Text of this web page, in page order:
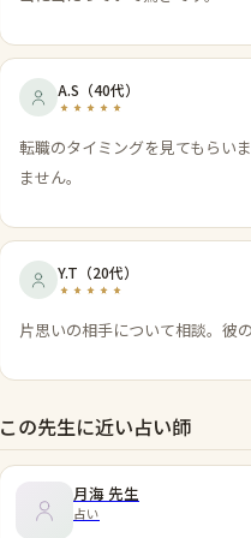
A.S （40代）
転職のタイミングを見てもらい
ません。
Y.T （20代）
片思いの相手について相談。彼
この先生に近い占い師
月海 先生
占い